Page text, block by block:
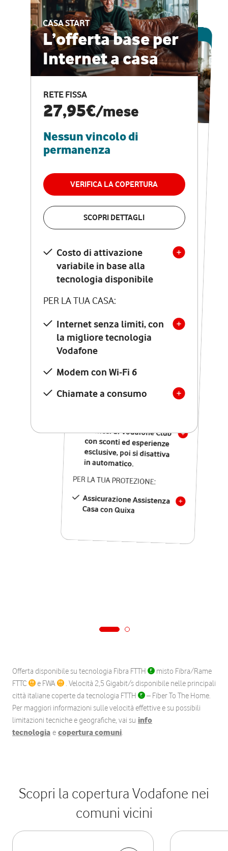
CASA START
L’offerta base per
Internet a casa
RETE FISSA
27,95€/mese
Nessun vincolo di
permanenza
VERIFICA LA COPERTURA
SCOPRI DETTAGLI
Costo di attivazione
variabile in base alla
tecnologia disponibile
PER LA TUA CASA:
Internet senza limiti, con
la migliore tecnologia
Vodafone
Modem con Wi-Fi 6
Chiamate a consumo
ESCLUSIVA ONLINE
CASA PRO
Internet veloce e
vantaggi speciali
RETE FISSA + VODAFONE CLUB
29,95€
permanenza
VERIFICA LA COPERTURA
Costo di attivazione
variabile in base alla
tecnologia disponibile
PER LA TUA CASA:
Internet senza limiti, con
la migliore tecnologia
Vodafone
Modem Seven con Wi-Fi 7
Chiamate illimitate verso
numeri fissi e mobili
nazionali
12 mesi di Vodafone Club
con sconti ed esperienze
esclusive, poi si disattiva
in automatico.
PER LA TUA PROTEZIONE:
Assicurazione Assistenza
Casa con Quixa
Offerta disponibile su tecnologia Fibra FTTH
misto Fibra/Rame
FTTC
e FWA
. Velocità 2,5 Gigabit/s disponibile nelle principali
città italiane coperte da tecnologia FTTH
– Fiber To The Home.
Per maggiori informazioni sulle velocità effettive e su possibili
limitazioni tecniche e geografiche, vai su info
tecnologia e copertura comuni.
Scopri la copertura Vodafone nei
comuni vicini